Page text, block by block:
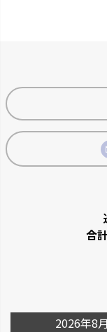
シンプルトーン
シンプルで機能的です
合
2026年8月